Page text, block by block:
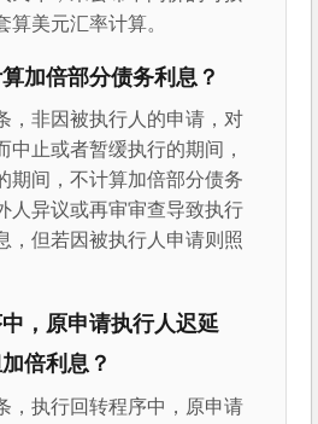
算美元汇率计算。
加倍部分债务利息？
，非因被执行人的申请，对
中止或者暂缓执行的期间，
期间，不计算加倍部分债务
人异议或再审审查导致执行
，但若因被执行人申请则照
，原申请执行人迟延
倍利息？
，执行回转程序中，原申请